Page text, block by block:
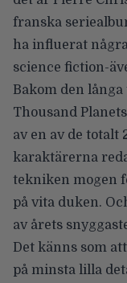
franska
ha influerat
science fiction-
Bakom den
Thousand
av en av de totalt
karaktärerna
tekniken mogen
på vita duken.
av årets
Det känns som
på minsta lilla